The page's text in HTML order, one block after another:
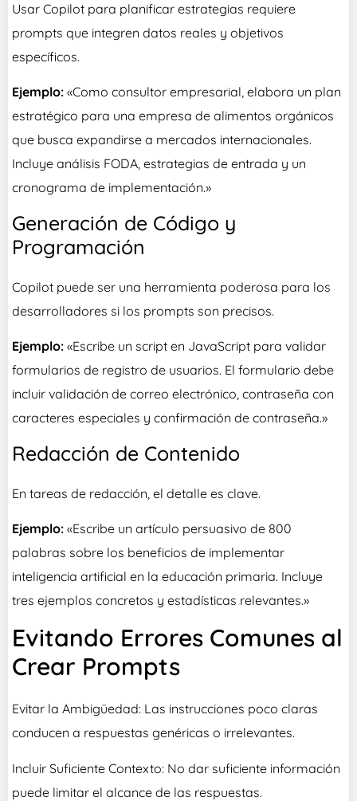
Usar Copilot para planificar estrategias requiere
prompts que integren datos reales y objetivos
específicos.
Ejemplo: «Como consultor empresarial, elabora un plan
estratégico para una empresa de alimentos orgánicos
que busca expandirse a mercados internacionales.
Incluye análisis FODA, estrategias de entrada y un
cronograma de implementación.»
Generación de Código y
Programación
Copilot puede ser una herramienta poderosa para los
desarrolladores si los prompts son precisos.
Ejemplo: «Escribe un script en JavaScript para validar
formularios de registro de usuarios. El formulario debe
incluir validación de correo electrónico, contraseña con
caracteres especiales y confirmación de contraseña.»
Redacción de Contenido
En tareas de redacción, el detalle es clave.
Ejemplo: «Escribe un artículo persuasivo de 800
palabras sobre los beneficios de implementar
inteligencia artificial en la educación primaria. Incluye
tres ejemplos concretos y estadísticas relevantes.»
Evitando Errores Comunes al
Crear Prompts
Evitar la Ambigüedad: Las instrucciones poco claras
conducen a respuestas genéricas o irrelevantes.
Incluir Suficiente Contexto: No dar suficiente información
puede limitar el alcance de las respuestas.